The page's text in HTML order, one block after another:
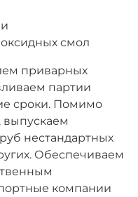
смол
приварных
партии
сроки. Помимо
выпускаем
нестандартных
Обеспечиваем
компании